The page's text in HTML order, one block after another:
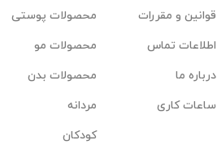
قوانین و مقررات
اطلاعات تماس
درباره ما
ساعات کاری
محصولات پوستی
محصولات مو
محصولات بدن
مردانه
کودکان